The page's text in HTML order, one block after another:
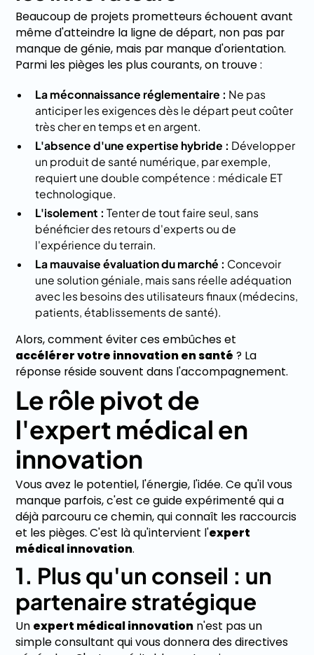
Beaucoup de projets prometteurs échouent avant
même d'atteindre la ligne de départ, non pas par
manque de génie, mais par manque d'orientation.
Parmi les pièges les plus courants, on trouve :
La méconnaissance réglementaire : Ne pas
anticiper les exigences dès le départ peut coûter
très cher en temps et en argent.
L'absence d'une expertise hybride : Développer
un produit de santé numérique, par exemple,
requiert une double compétence : médicale ET
technologique.
L'isolement : Tenter de tout faire seul, sans
bénéficier des retours d'experts ou de
l'expérience du terrain.
La mauvaise évaluation du marché : Concevoir
une solution géniale, mais sans réelle adéquation
avec les besoins des utilisateurs finaux (médecins,
patients, établissements de santé).
Alors, comment éviter ces embûches et
accélérer votre innovation en santé ? La
réponse réside souvent dans l'accompagnement.
Le rôle pivot de
l'expert médical en
innovation
Vous avez le potentiel, l'énergie, l'idée. Ce qu'il vous
manque parfois, c'est ce guide expérimenté qui a
déjà parcouru ce chemin, qui connaît les raccourcis
et les pièges. C'est là qu'intervient l'expert
médical innovation.
1. Plus qu'un conseil : un
partenaire stratégique
Un expert médical innovation n'est pas un
simple consultant qui vous donnera des directives